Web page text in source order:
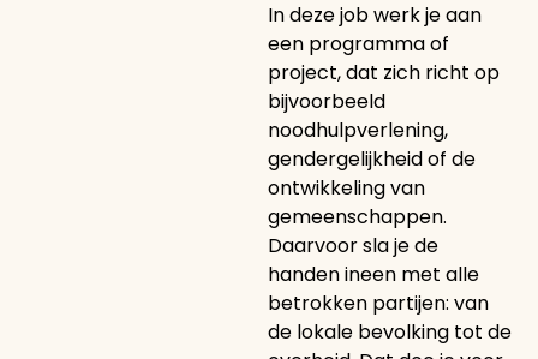
In deze job werk je aan
een programma of
project, dat zich richt op
bijvoorbeeld
noodhulpverlening,
gendergelijkheid of de
ontwikkeling van
gemeenschappen.
Daarvoor sla je de
handen ineen met alle
betrokken partijen: van
de lokale bevolking tot de